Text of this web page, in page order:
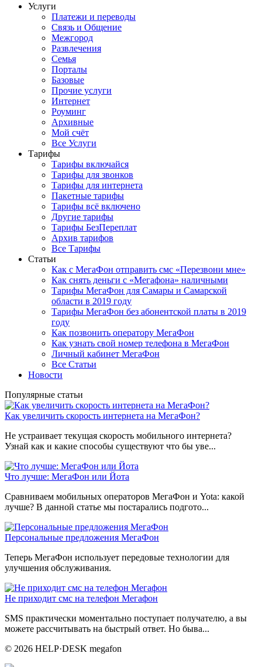
Услуги
Платежи и переводы
Связь и Общение
Межгород
Развлечения
Семья
Порталы
Базовые
Прочие услуги
Интернет
Роуминг
Архивные
Мой счёт
Все Услуги
Тарифы
Тарифы включайся
Тарифы для звонков
Тарифы для интернета
Пакетные тарифы
Тарифы всё включено
Другие тарифы
Тарифы БезПереплат
Архив тарифов
Все Тарифы
Статьи
Как с МегаФон отправить смс «Перезвони мне»
Как снять деньги с «Мегафона» наличными
Тарифы МегаФон для Самары и Самарской
области в 2019 году
Тарифы МегаФон без абонентской платы в 2019
году
Как позвонить оператору МегаФон
Как узнать свой номер телефона в МегаФон
Личный кабинет МегаФон
Все Статьи
Новости
Популярные статьи
Как увеличить скорость интернета на МегаФон?
Не устраивает текущая скорость мобильного интернета?
Узнай как и какие способы существуют что бы уве...
Что лучше: МегаФон или Йота
Сравниваем мобильных операторов МегаФон и Yota: какой
лучше? В данной статье мы постарались подгото...
Персональные предложения МегаФон
Теперь МегаФон использует передовые технологии для
улучшения обслуживания.
Не приходит смс на телефон Мегафон
SMS практически моментально поступает получателю, а вы
можете рассчитывать на быстрый ответ. Но быва...
© 2026 HELP·DESK megafon